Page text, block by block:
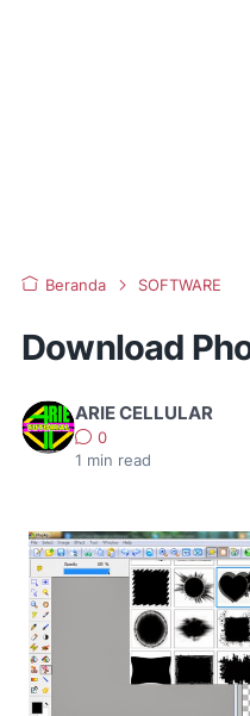
Beranda SOFTWARE
Download
ARIE CELLULAR
0
1 min read